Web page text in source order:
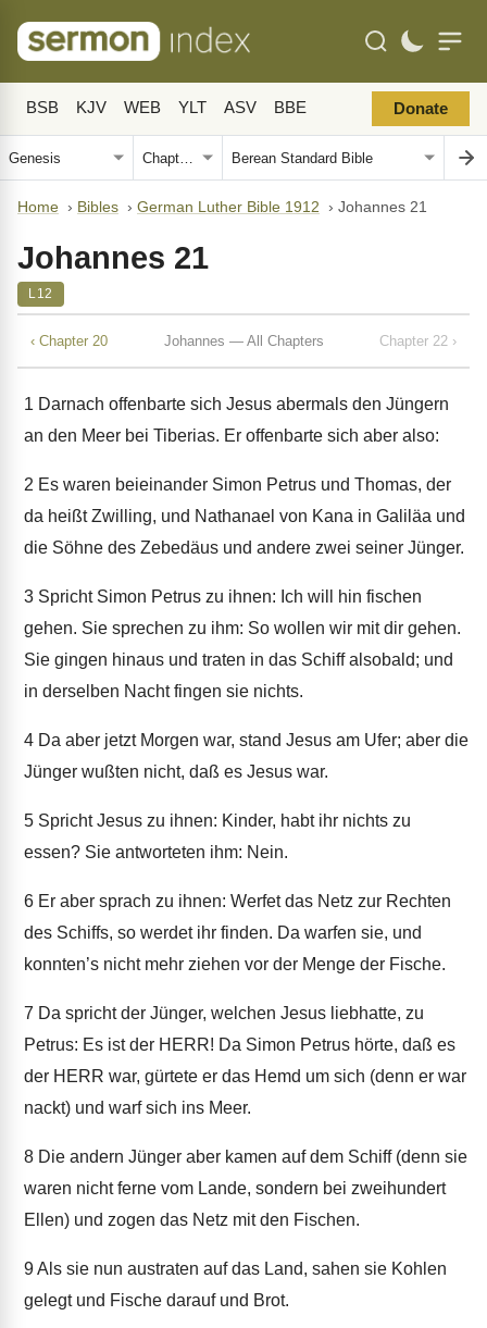
BSB KJV WEB YLT ASV BBE Donate
Home › Bibles › German Luther Bible 1912 › Johannes 21
Johannes 21
L12
‹ Chapter 20 Johannes — All Chapters Chapter 22 ›
1 Darnach offenbarte sich Jesus abermals den Jüngern
an den Meer bei Tiberias. Er offenbarte sich aber also:
2 Es waren beieinander Simon Petrus und Thomas, der
da heißt Zwilling, und Nathanael von Kana in Galiläa und
die Söhne des Zebedäus und andere zwei seiner Jünger.
3 Spricht Simon Petrus zu ihnen: Ich will hin fischen
gehen. Sie sprechen zu ihm: So wollen wir mit dir gehen.
Sie gingen hinaus und traten in das Schiff alsobald; und
in derselben Nacht fingen sie nichts.
4 Da aber jetzt Morgen war, stand Jesus am Ufer; aber die
Jünger wußten nicht, daß es Jesus war.
5 Spricht Jesus zu ihnen: Kinder, habt ihr nichts zu
essen? Sie antworteten ihm: Nein.
6 Er aber sprach zu ihnen: Werfet das Netz zur Rechten
des Schiffs, so werdet ihr finden. Da warfen sie, und
konnten’s nicht mehr ziehen vor der Menge der Fische.
7 Da spricht der Jünger, welchen Jesus liebhatte, zu
Petrus: Es ist der HERR! Da Simon Petrus hörte, daß es
der HERR war, gürtete er das Hemd um sich (denn er war
nackt) und warf sich ins Meer.
8 Die andern Jünger aber kamen auf dem Schiff (denn sie
waren nicht ferne vom Lande, sondern bei zweihundert
Ellen) und zogen das Netz mit den Fischen.
9Als sie nun austraten auf das Land, sahen sie Kohlen
gelegt und Fische darauf und Brot.